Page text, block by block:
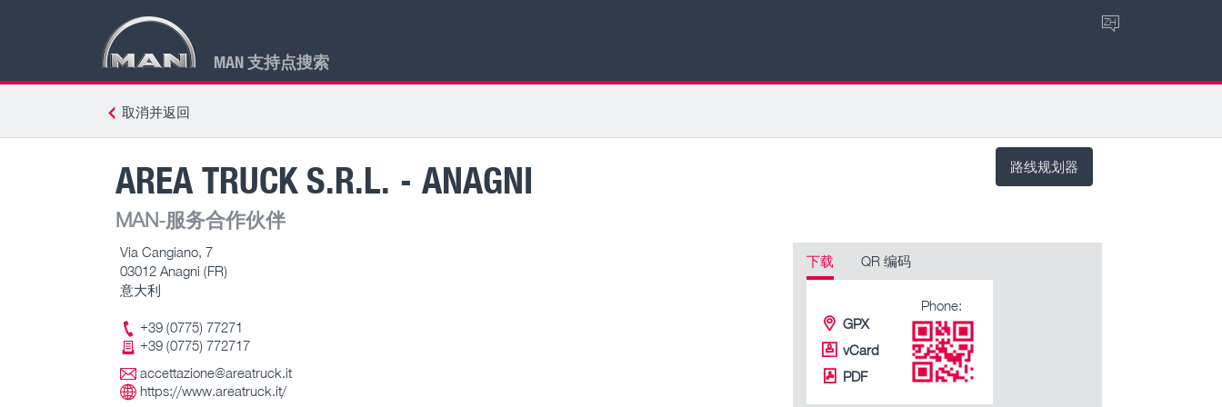
MAN 支持点搜索
ZH
取消并返回
路线规划器
AREA TRUCK S.R.L. - ANAGNI
MAN-服务合作伙伴
Via Cangiano, 7
03012 Anagni (FR)
意大利
+39 (0775) 77271
+39 (0775) 772717
accettazione@areatruck.it
https://www.areatruck.it/
下载 QR 编码
GPX
vCard
PDF
Phone: